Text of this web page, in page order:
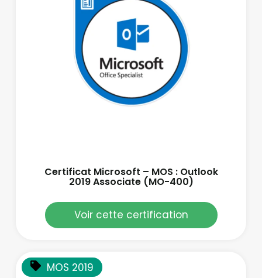
Certificat Microsoft – MOS : Outlook
2019 Associate (MO-400)
Voir cette certification
MOS 2019